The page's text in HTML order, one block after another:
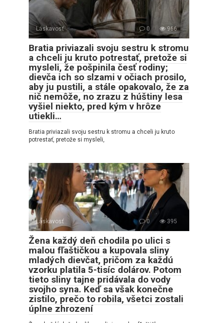
Láskavosť 0 966
Bratia priviazali svoju sestru k stromu
a chceli ju kruto potrestať, pretože si
mysleli, že pošpinila česť rodiny;
dievča ich so slzami v očiach prosilo,
aby ju pustili, a stále opakovalo, že za
nič nemôže, no zrazu z húštiny lesa
vyšiel niekto, pred kým v hrôze
utiekli…
Bratia priviazali svoju sestru k stromu a chceli ju kruto
potrestať, pretože si mysleli,
Láskavosť 0 395
Žena každý deň chodila po ulici s
malou fľaštičkou a kupovala sliny
mladých dievčat, pričom za každú
vzorku platila 5-tisíc dolárov. Potom
tieto sliny tajne pridávala do vody
svojho syna. Keď sa však konečne
zistilo, prečo to robila, všetci zostali
úplne zhrození